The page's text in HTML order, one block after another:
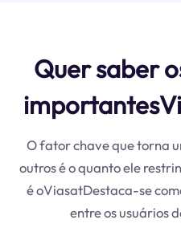
Quer saber
O fator chave que torna
outros é o quanto ele
é oViasatDestaca-se
entre os usuários